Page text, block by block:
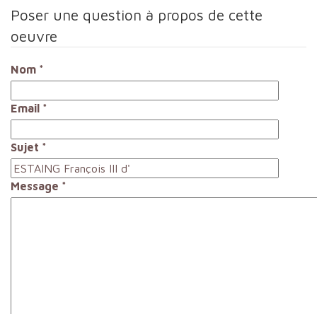
Poser une question à propos de cette
oeuvre
Nom *
Email *
Sujet *
Message *